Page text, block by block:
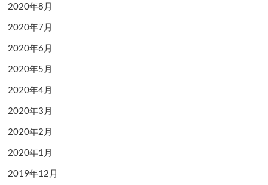
2020年8月
2020年7月
2020年6月
2020年5月
2020年4月
2020年3月
2020年2月
2020年1月
2019年12月